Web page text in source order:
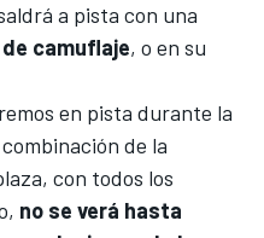
a pista con una
de camuflaje, o en su
en pista durante la
de la
con todos los
no se verá hasta